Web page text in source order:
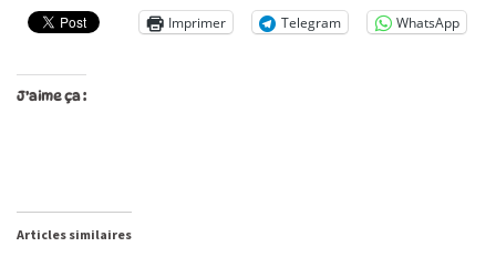
Imprimer Telegram WhatsApp
J’aime ça :
Articles similaires